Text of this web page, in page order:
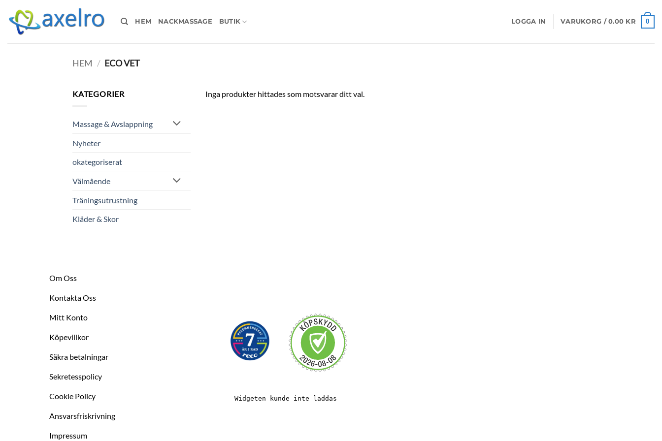
content
HEM NACKMASSAGE BUTIK LOGGA IN VARUKORG /0.00 KR 0
HEM / ECO VET
KATEGORIER
Massage & Avslappning
Nyheter
okategoriserat
Välmående
Träningsutrustning
Kläder & Skor
Inga produkter hittades som motsvarar ditt val.
Om Oss
Kontakta Oss
Mitt Konto
Köpevillkor
Säkra betalningar
Sekretesspolicy
Cookie Policy
Ansvarsfriskrivning
Impressum